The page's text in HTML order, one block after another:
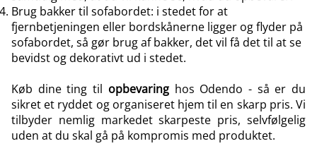
Brug bakker til sofabordet: i stedet for at
fjernbetjeningen eller bordskånerne ligger og flyder på
sofabordet, så gør brug af bakker, det vil få det til at se
bevidst og dekorativt ud i stedet.
Køb dine ting til opbevaringhos Odendo - så er du
sikret et ryddet og organiseret hjem til en skarp pris. Vi
tilbyder nemlig markedet skarpeste pris, selvfølgelig
uden at du skal gå på kompromis med produktet.